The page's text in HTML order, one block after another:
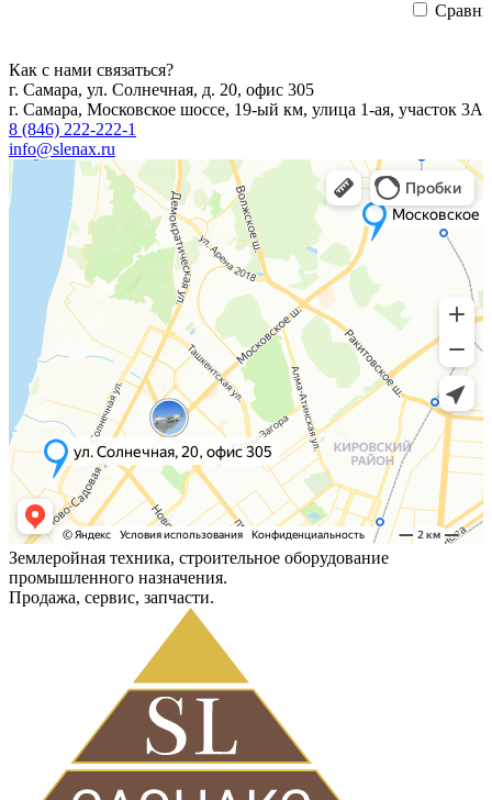
Как с нами связаться?
г. Самара, ул. Солнечная, д. 20, офис 305
г. Самара, Московское шоссе, 19-ый км, улица 1-ая, участок 3А
8 (846) 222-222-1
info@slenax.ru
Землеройная техника, строительное оборудование
промышленного назначения.
Продажа, сервис, запчасти.